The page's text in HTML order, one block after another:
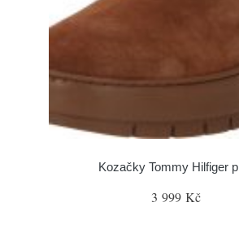
Kozačky Tommy Hilfiger
3 999 Kč